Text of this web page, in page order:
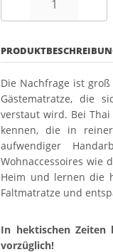
Die Nachfrage ist
Gästematratze, die
verstaut wird. Bei
kennen, die in
aufwendiger
Wohnaccessoires wie
Heim und lernen die
Faltmatratze und
In hektischen Zeiten
vorzüglich!